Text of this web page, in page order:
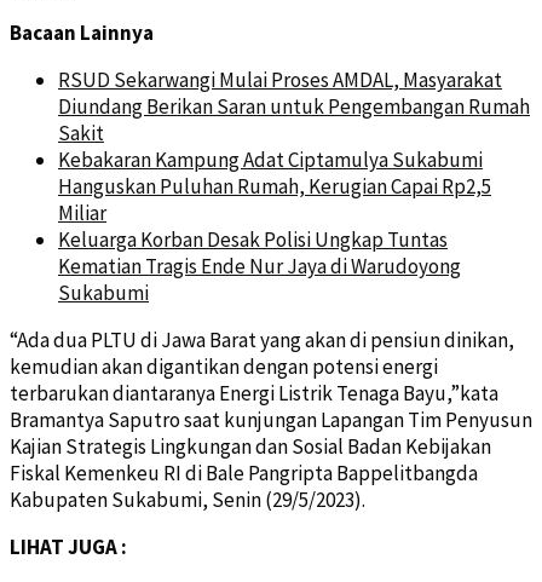
Bacaan Lainnya
RSUD Sekarwangi Mulai Proses AMDAL, Masyarakat
Diundang Berikan Saran untuk Pengembangan Rumah
Sakit
Kebakaran Kampung Adat Ciptamulya Sukabumi
Hanguskan Puluhan Rumah, Kerugian Capai Rp2,5
Miliar
Keluarga Korban Desak Polisi Ungkap Tuntas
Kematian Tragis Ende Nur Jaya di Warudoyong
Sukabumi
“Ada dua PLTU di Jawa Barat yang akan di pensiun dinikan,
kemudian akan digantikan dengan potensi energi
terbarukan diantaranya Energi Listrik Tenaga Bayu,”kata
Bramantya Saputro saat kunjungan Lapangan Tim Penyusun
Kajian Strategis Lingkungan dan Sosial Badan Kebijakan
Fiskal Kemenkeu RI di Bale Pangripta Bappelitbangda
Kabupaten Sukabumi, Senin (29/5/2023).
LIHAT JUGA :